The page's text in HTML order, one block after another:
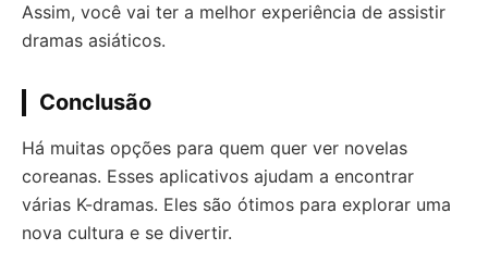
Assim, você vai ter a melhor experiência de assistir
dramas asiáticos.
Conclusão
Há muitas opções para quem quer ver novelas
coreanas. Esses aplicativos ajudam a encontrar
várias K-dramas. Eles são ótimos para explorar uma
nova cultura e se divertir.